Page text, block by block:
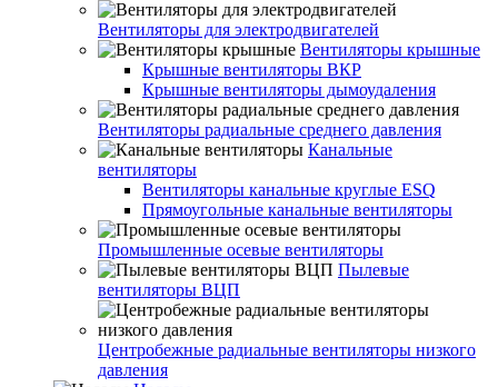
Вентиляторы для электродвигателей
Вентиляторы крышные
Крышные вентиляторы ВКР
Крышные вентиляторы дымоудаления
Вентиляторы радиальные среднего давления
Канальные
вентиляторы
Вентиляторы канальные круглые ESQ
Прямоугольные канальные вентиляторы
Промышленные осевые вентиляторы
Пылевые
вентиляторы ВЦП
Центробежные радиальные вентиляторы низкого
давления